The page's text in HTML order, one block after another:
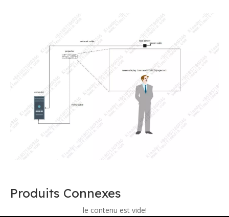
Produits Connexes
le contenu est vide!